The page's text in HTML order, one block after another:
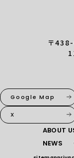
〒
Google Map
X
ABOUT
NEWS